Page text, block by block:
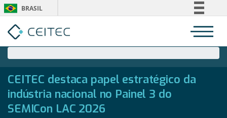
BRASIL
Acesso à informação
Legislação
Canais
CEITEC destaca papel estratégico da
indústria nacional no Painel 3 do
SEMICon LAC 2026